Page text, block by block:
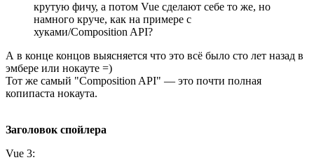
крутую фичу, а потом Vue сделают себе то же, но
намного круче, как на примере с
хуками/Composition API?
А в конце концов выясняется что это всё было сто лет назад в
эмбере или нокауте =)
Тот же самый "Composition API" — это почти полная
копипаста нокаута.
Заголовок спойлера
Vue 3: